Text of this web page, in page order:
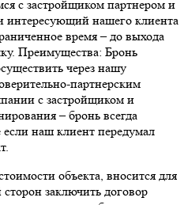
с застройщиком партнером и
интересующий нашего клиента
время – до выхода
Преимущества: Бронь
через нашу
партнерским
с застройщиком и
– бронь всегда
если наш клиент передумал
объекта, вносится для
заключить договор